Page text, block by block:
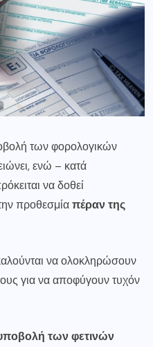
των φορολογικών
ενώ – κατά
να δοθεί
προθεσμίαπέραν της
να ολοκληρώσουν
για να αποφύγουν τυχόν
των φετινών